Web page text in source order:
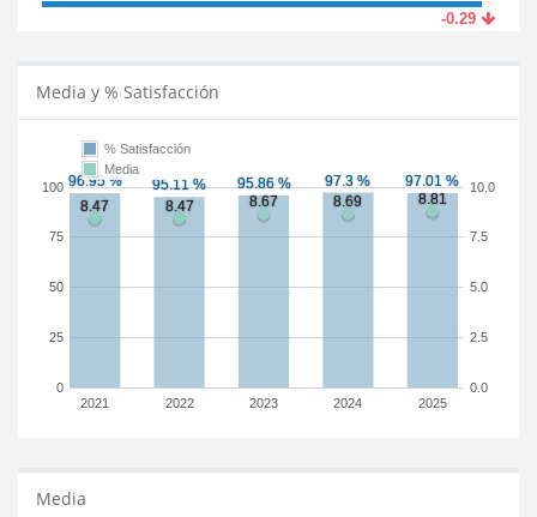
-0.29
Media y % Satisfacción
2021 2022 2023 2024 2025
0
25
50
75
100
0.0
2.5
5.0
7.5
10.0
% Satisfacción
Media
Media